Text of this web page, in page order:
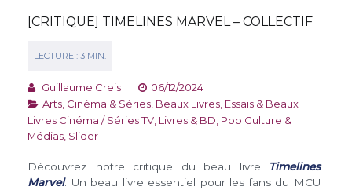
[CRITIQUE] TIMELINES MARVEL – COLLECTIF
Guillaume Creis
06/12/2024
Arts, Cinéma & Séries Beaux Livres Essais & Beaux
Livres Cinéma / Séries TV Livres & BD Pop Culture &
Médias Slider
Découvrez notre critique du beau livre
Timelines
Marvel. Un beau livre essentiel pour les fans du MCU